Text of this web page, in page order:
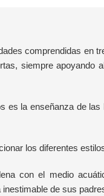
comprendidas en
siempre apoyando
es la enseñanza de
los diferentes
con el medio
de sus